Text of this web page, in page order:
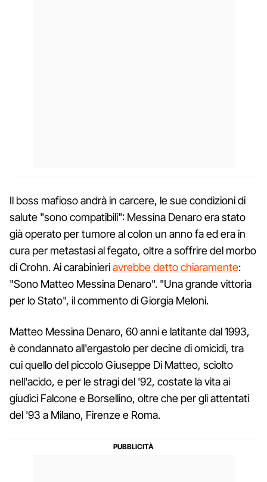
Il boss mafioso andrà in carcere, le sue condizioni di
salute "sono compatibili": Messina Denaro era stato
già operato per tumore al colon un anno fa ed era in
cura per metastasi al fegato, oltre a soffrire del morbo
di Crohn. Ai carabinieriavrebbe detto chiaramente:
"Sono Matteo Messina Denaro". "Una grande vittoria
per lo Stato", il commento di Giorgia Meloni.
Matteo Messina Denaro, 60 anni e latitante dal 1993,
è condannato all'ergastolo per decine di omicidi, tra
cui quello del piccolo Giuseppe Di Matteo, sciolto
nell'acido, e per le stragi del '92, costate la vita ai
giudici Falcone e Borsellino, oltre che per gli attentati
del '93 a Milano, Firenze e Roma.